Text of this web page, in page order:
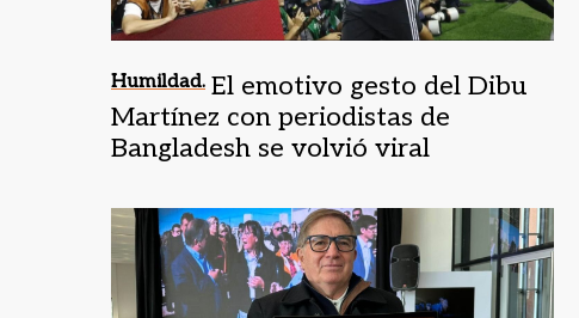
Humildad. El emotivo gesto del Dibu
Martínez con periodistas de
Bangladesh se volvió viral